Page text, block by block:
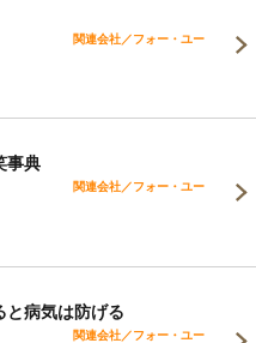
関連会社／フォー・ユー
事典
関連会社／フォー・ユー
と病気は防げる
関連会社／フォー・ユー